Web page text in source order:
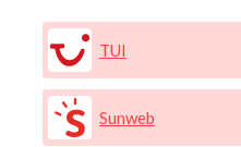
TUI
Sunweb